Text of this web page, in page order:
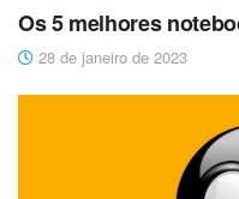
Os 5 melhores
28 de janeiro de 2023